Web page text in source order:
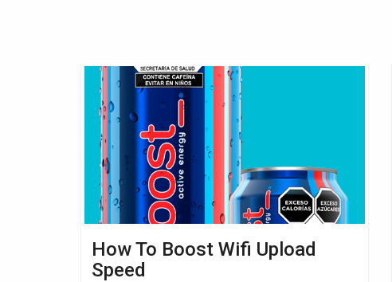
How To Boost Wifi Upload
Speed
How
Boost
Upload
Speed